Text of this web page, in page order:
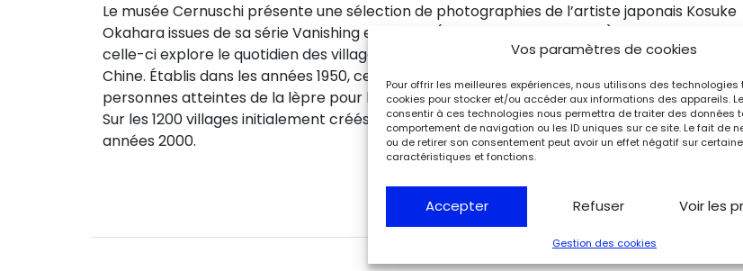
Vos paramètres de cookies
Pour offrir les meilleures expériences, nous utilisons des technologies
cookies pour stocker et/ou accéder aux informations des appareils.
consentir à ces technologies nous permettra de traiter des données
comportement de navigation ou les ID uniques sur ce site. Le fait de
ou de retirer son consentement peut avoir un effet négatif sur
caractéristiques et fonctions.
Accepter Refuser Voir les
Gestion des cookies
Le musée Cernuschi présente une sélection de photographies de l’artiste japonais Kosuke
Okahara issues de sa série Vanishing existence (Existence évanescente). Réalisée en 2007,
celle-ci explore le quotidien des villages de lépreux principalement localisés dans le sud de
Chine. Établis dans les années 1950, ces villages isolés ont pour fonction d’accueillir les
personnes atteintes de la lèpre pour les placer en quarantaine et leur garantir un
Sur les 1200 villages initialement créés, seulement 600 sont encore en activité au début
années 2000.